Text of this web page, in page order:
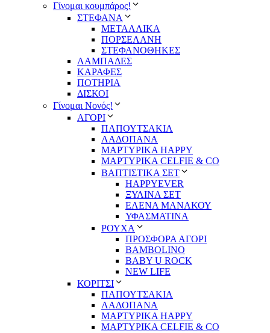
Γίνομαι κουμπάρος!
ΣΤΕΦΑΝΑ
ΜΕΤΑΛΛΙΚΑ
ΠΟΡΣΕΛΑΝΗ
ΣΤΕΦΑΝΟΘΗΚΕΣ
ΛΑΜΠΑΔΕΣ
ΚΑΡΑΦΕΣ
ΠΟΤΗΡΙΑ
ΔΙΣΚΟΙ
Γίνομαι Νονός!
ΑΓΟΡΙ
ΠΑΠΟΥΤΣΑΚΙΑ
ΛΑΔΟΠΑΝΑ
ΜΑΡΤΥΡΙΚΑ HAPPY
ΜΑΡΤΥΡΙΚΑ CELFIE & CO
ΒΑΠΤΙΣΤΙΚΑ ΣΕΤ
HAPPYEVER
ΞΥΛΙΝΑ ΣΕΤ
ΕΛΕΝΑ ΜΑΝΑΚΟΥ
ΥΦΑΣΜΑΤΙΝΑ
ΡΟΥΧΑ
ΠΡΟΣΦΟΡΑ ΑΓΟΡΙ
BAMBOLINO
BABY U ROCK
NEW LIFE
ΚΟΡΙΤΣΙ
ΠΑΠΟΥΤΣΑΚΙΑ
ΛΑΔΟΠΑΝΑ
ΜΑΡΤΥΡΙΚΑ HAPPY
ΜΑΡΤΥΡΙΚΑ CELFIE & CO